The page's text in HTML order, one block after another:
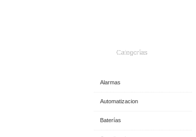
Categorías
Alarmas
Automatizacion
Baterías